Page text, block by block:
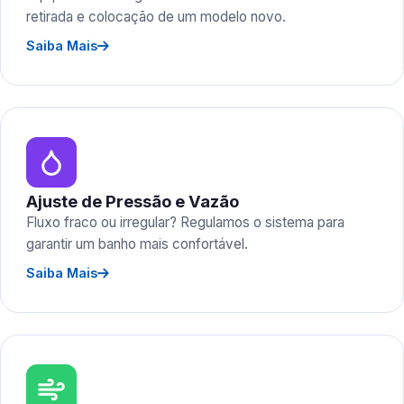
retirada e colocação de um modelo novo.
Saiba Mais
Ajuste de Pressão e Vazão
Fluxo fraco ou irregular? Regulamos o sistema para
garantir um banho mais confortável.
Saiba Mais